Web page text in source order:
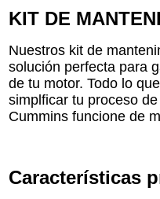
KIT DE
Nuestros kit de
solución perfecta para
de tu motor. Todo lo
simplficar tu proceso
Cummins funcione de
Características